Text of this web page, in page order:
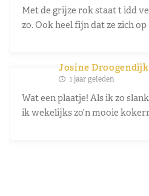
Met de grijze rok staat t idd
zo. Ook heel fijn dat ze zich op
Josine Droogendijk
1 jaar geleden
Wat een plaatje! Als ik zo
ik wekelijks zo’n mooie